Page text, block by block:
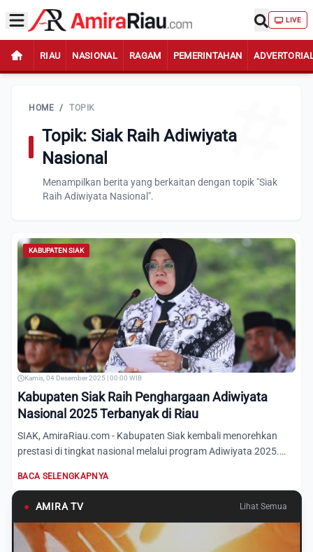
LIVE
RIAU NASIONAL RAGAM PEMERINTAHAN
HOME / TOPIK
Topik: Siak Raih Adiwiyata
Nasional
Menampilkan berita yang berkaitan dengan topik "Siak
Raih Adiwiyata Nasional".
KABUPATEN SIAK
Kamis, 04 Desember 2025 | 00:00 WIB
Kabupaten Siak Raih Penghargaan Adiwiyata
Nasional 2025 Terbanyak di Riau
SIAK, AmiraRiau.com - Kabupaten Siak kembali menorehkan
prestasi di tingkat nasional melalui program Adiwiyata 2025.
BACA SELENGKAPNYA
● AMIRA TV Lihat Semua